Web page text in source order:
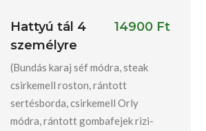
Hattyú tál 4
személyre
14900 Ft
(Bundás karaj séf módra, steak
csirkemell roston, rántott
sertésborda, csirkemell Orly
módra, rántott gombafejek rizi-